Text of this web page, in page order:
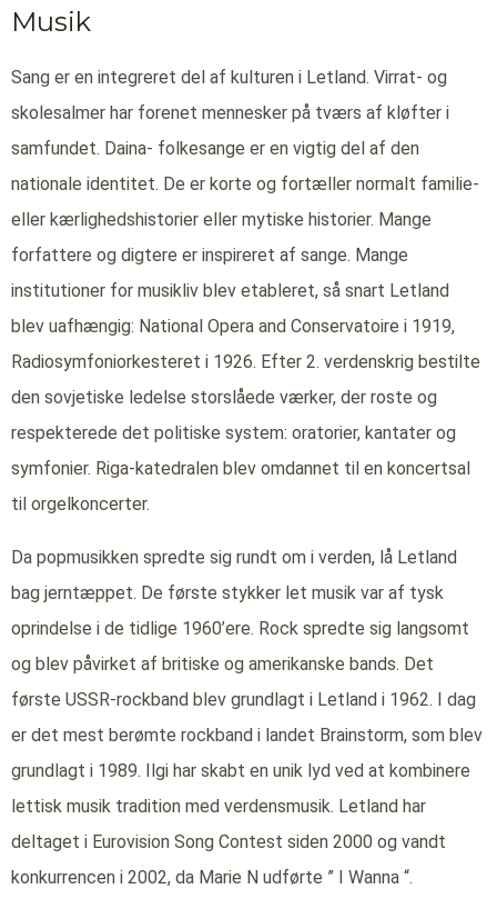
Musik
Sang er en integreret del af kulturen i Letland. Virrat- og
skolesalmer har forenet mennesker på tværs af kløfter i
samfundet. Daina- folkesange er en vigtig del af den
nationale identitet. De er korte og fortæller normalt familie-
eller kærlighedshistorier eller mytiske historier. Mange
forfattere og digtere er inspireret af sange. Mange
institutioner for musikliv blev etableret, så snart Letland
blev uafhængig: National Opera and Conservatoire i 1919,
Radiosymfoniorkesteret i 1926. Efter 2. verdenskrig bestilte
den sovjetiske ledelse storslåede værker, der roste og
respekterede det politiske system: oratorier, kantater og
symfonier. Riga-katedralen blev omdannet til en koncertsal
til orgelkoncerter.
Da popmusikken spredte sig rundt om i verden, lå Letland
bag jerntæppet. De første stykker let musik var af tysk
oprindelse i de tidlige 1960’ere. Rock spredte sig langsomt
og blev påvirket af britiske og amerikanske bands. Det
første USSR-rockband blev grundlagt i Letland i 1962. I dag
er det mest berømte rockband i landet Brainstorm, som blev
grundlagt i 1989. Ilgi har skabt en unik lyd ved at kombinere
lettisk musik tradition med verdensmusik. Letland har
deltaget i Eurovision Song Contest siden 2000 og vandt
konkurrencen i 2002, da Marie N udførte ” I Wanna “.